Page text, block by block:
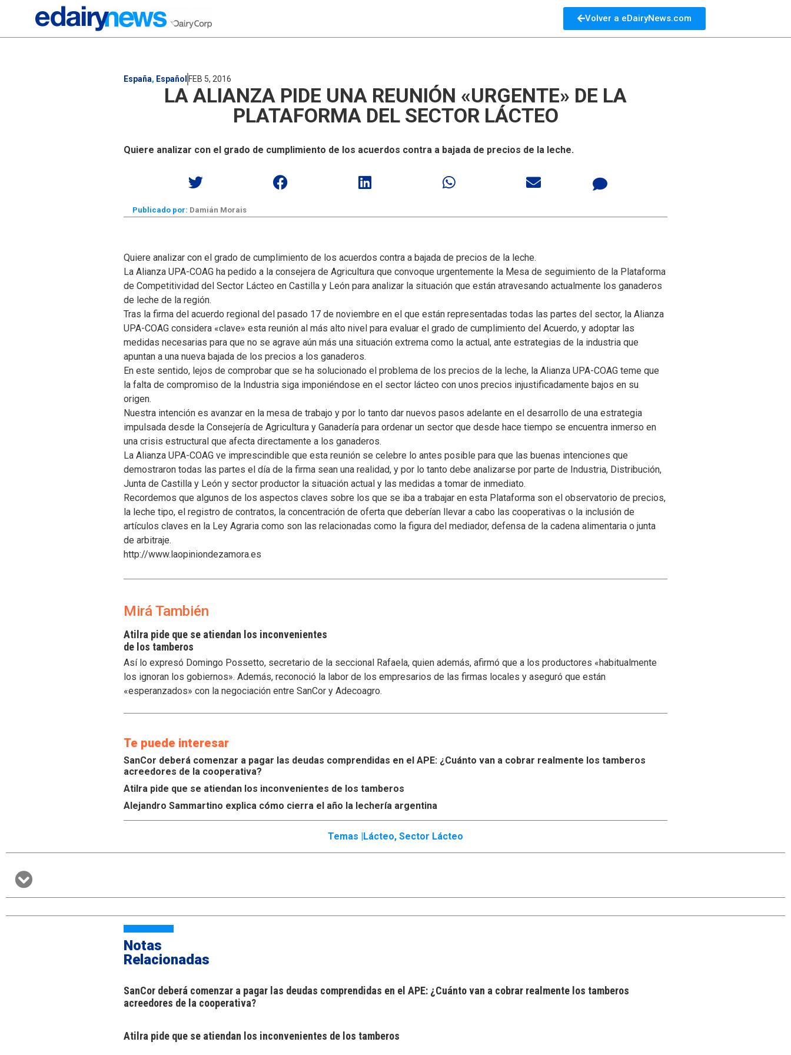
Volver a eDairyNews.com
España, Español FEB 5, 2016
LA ALIANZA PIDE UNA REUNIÓN «URGENTE» DE LA
PLATAFORMA DEL SECTOR LÁCTEO
Quiere analizar con el grado de cumplimiento de los acuerdos contra a bajada de precios de la leche.
Publicado por: Damián Morais
Quiere analizar con el grado de cumplimiento de los acuerdos contra a bajada de precios de la leche.
La Alianza UPA-COAG ha pedido a la consejera de Agricultura que convoque urgentemente la Mesa de seguimiento de la Plataforma
de Competitividad del Sector Lácteo en Castilla y León para analizar la situación que están atravesando actualmente los ganaderos
de leche de la región.
Tras la firma del acuerdo regional del pasado 17 de noviembre en el que están representadas todas las partes del sector, la Alianza
UPA-COAG considera «clave» esta reunión al más alto nivel para evaluar el grado de cumplimiento del Acuerdo, y adoptar las
medidas necesarias para que no se agrave aún más una situación extrema como la actual, ante estrategias de la industria que
apuntan a una nueva bajada de los precios a los ganaderos.
En este sentido, lejos de comprobar que se ha solucionado el problema de los precios de la leche, la Alianza UPA-COAG teme que
la falta de compromiso de la Industria siga imponiéndose en el sector lácteo con unos precios injustificadamente bajos en su
origen.
Nuestra intención es avanzar en la mesa de trabajo y por lo tanto dar nuevos pasos adelante en el desarrollo de una estrategia
impulsada desde la Consejería de Agricultura y Ganadería para ordenar un sector que desde hace tiempo se encuentra inmerso en
una crisis estructural que afecta directamente a los ganaderos.
La Alianza UPA-COAG ve imprescindible que esta reunión se celebre lo antes posible para que las buenas intenciones que
demostraron todas las partes el día de la firma sean una realidad, y por lo tanto debe analizarse por parte de Industria, Distribución,
Junta de Castilla y León y sector productor la situación actual y las medidas a tomar de inmediato.
Recordemos que algunos de los aspectos claves sobre los que se iba a trabajar en esta Plataforma son el observatorio de precios,
la leche tipo, el registro de contratos, la concentración de oferta que deberían llevar a cabo las cooperativas o la inclusión de
artículos claves en la Ley Agraria como son las relacionadas como la figura del mediador, defensa de la cadena alimentaria o junta
de arbitraje.
http://www.laopiniondezamora.es
Mirá También
Atilra pide que se atiendan los inconvenientes
de los tamberos
Así lo expresó Domingo Possetto, secretario de la seccional Rafaela, quien además, afirmó que a los productores «habitualmente
los ignoran los gobiernos». Además, reconoció la labor de los empresarios de las firmas locales y aseguró que están
«esperanzados» con la negociación entre SanCor y Adecoagro.
Te puede interesar
SanCor deberá comenzar a pagar las deudas comprendidas en el APE: ¿Cuánto van a cobrar realmente los tamberos
acreedores de la cooperativa?
Atilra pide que se atiendan los inconvenientes de los tamberos
Alejandro Sammartino explica cómo cierra el año la lechería argentina
Temas | Lácteo, Sector Lácteo
Notas
Relacionadas
SanCor deberá comenzar a pagar las deudas comprendidas en el APE: ¿Cuánto van a cobrar realmente los tamberos
acreedores de la cooperativa?
Atilra pide que se atiendan los inconvenientes de los tamberos